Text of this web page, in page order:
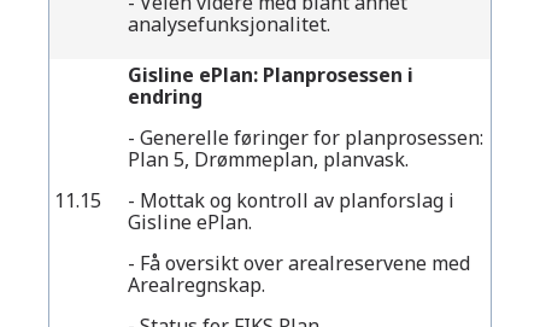
analysefunksjonalitet.
11.15
Gisline ePlan: Planprosessen i
endring
- Generelle føringer for planprosessen:
Plan 5, Drømmeplan, planvask.
- Mottak og kontroll av planforslag i
Gisline ePlan.
- Få oversikt over arealreservene med
Arealregnskap.